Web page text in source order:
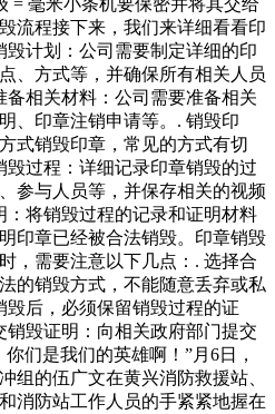
= 毫米小条机要保密并将其交给
流程接下来，我们来详细看看印
计划：公司需要制定详细的印
、方式等，并确保所有相关人员
相关材料：公司需要准备相关
、印章注销申请等。. 销毁印
式销毁印章，常见的方式有切
过程：详细记录印章销毁的过
参与人员等，并保存相关的视频
：将销毁过程的记录和证明材料
印章已经被合法销毁。印章销毁
，需要注意以下几点：. 选择合
的销毁方式，不能随意丢弃或私
毁后，必须保留销毁过程的证
毁证明：向相关政府部门提交
们是我们的英雄啊！”月6日，
组的伍广文在黄兴消防救援站、
消防站工作人员的手紧紧地握在